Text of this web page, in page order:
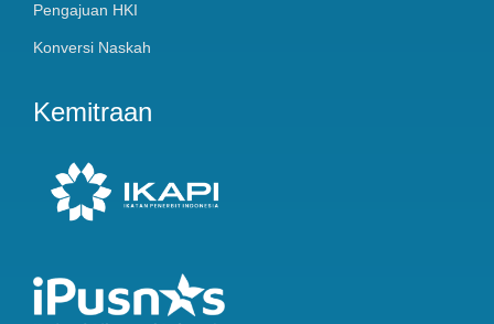
Pengajuan HKI
Konversi Naskah
Kemitraan